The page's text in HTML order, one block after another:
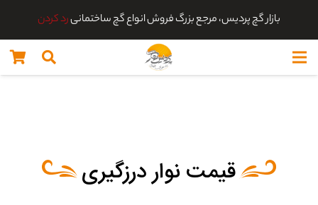
بازار گچ پردیس، مرجع بزرگ فروش انواع گچ ساختمانیرد کردن
قیمت نوار درزگیری